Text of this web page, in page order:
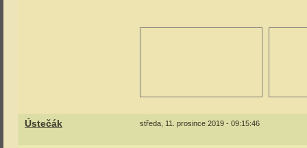
Ústečák středa, 11. prosince 2019 - 09:15:46